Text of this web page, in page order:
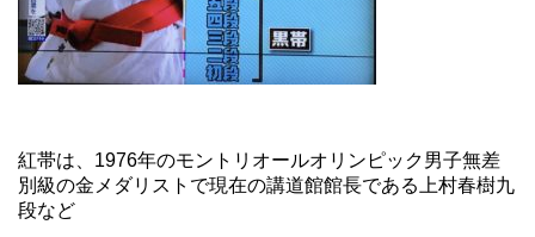
紅帯は、1976年のモントリオールオリンピック男子無差
別級の金メダリストで現在の講道館館長である上村春樹九
段など